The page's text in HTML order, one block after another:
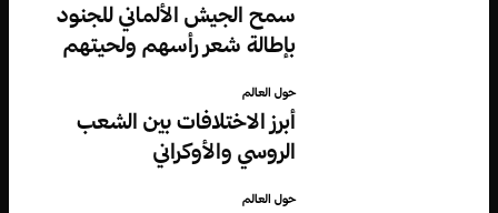
سمح الجيش الألماني للجنود
بإطالة شعر رأسهم ولحيتهم
حول العالم
أبرز الاختلافات بين الشعب
الروسي والأوكراني
حول العالم